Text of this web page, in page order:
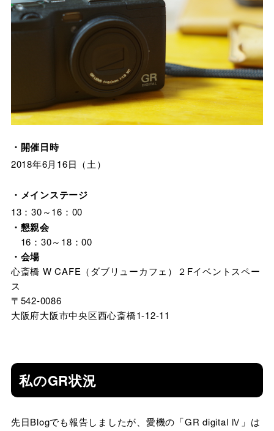
・開催日時
2018年6月16日（土）
・メインステージ
13：30～16：00
・懇親会
16：30～18：00
・会場
心斎橋 W CAFE（ダブリューカフェ）２Fイベントスペー
ス
〒542-0086
大阪府大阪市中央区西心斎橋1-12-11
私のGR状況
先日Blogでも報告しましたが、愛機の「GR digital Ⅳ」は